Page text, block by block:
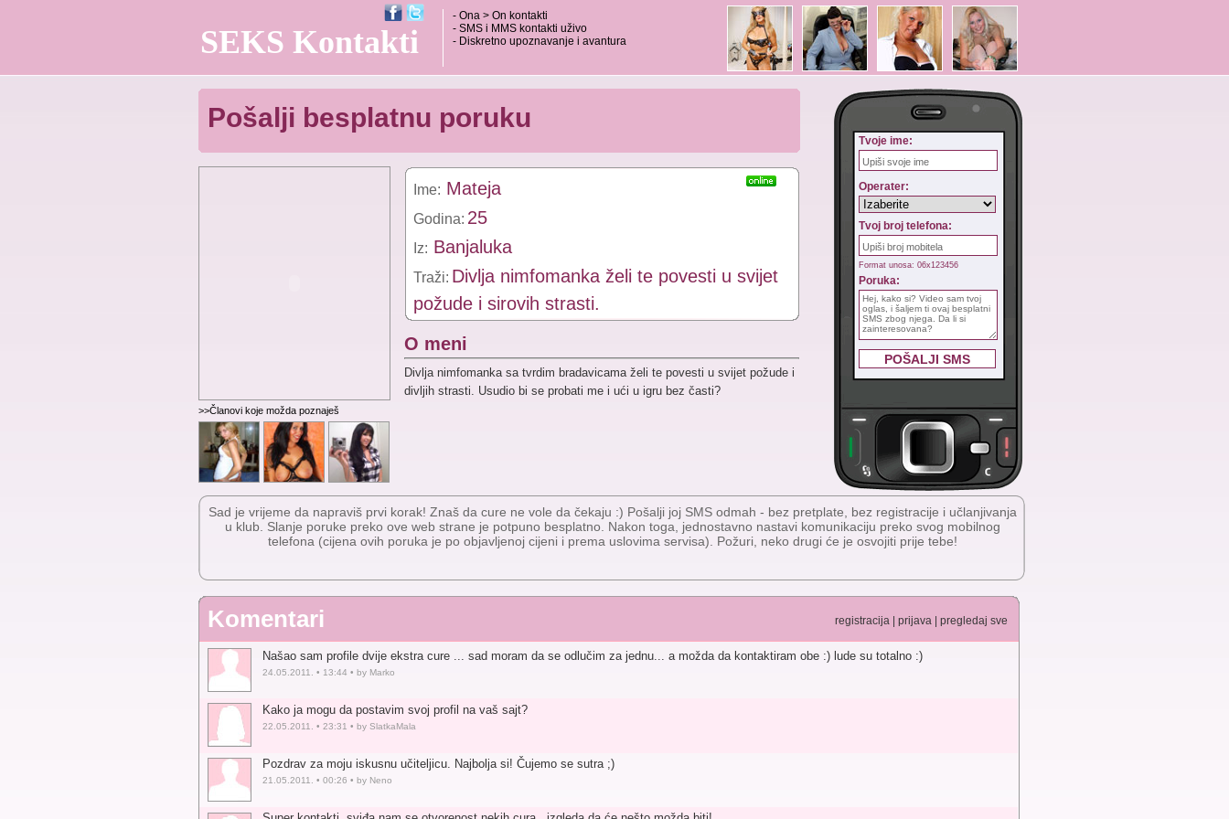
SEKS Kontakti
- Ona > On kontakti
- SMS i MMS kontakti uživo
- Diskretno upoznavanje i avantura
Pošalji besplatnu poruku
Ime: Mateja
Godina: 25
Iz: Banjaluka
Traži: Divlja nimfomanka želi te povesti u svijet
požude i sirovih strasti.
O meni
Divlja nimfomanka sa tvrdim bradavicama želi te povesti u svijet požude i
divljih strasti. Usudio bi se probati me i ući u igru bez časti?
>>Članovi koje možda poznaješ
Tvoje ime:
Operater:
Tvoj broj telefona:
Format unosa: 06x123456
Poruka:
Sad je vrijeme da napraviš prvi korak! Znaš da cure ne vole da čekaju :) Pošalji joj SMS odmah - bez pretplate, bez registracije i učlanjivanja
u klub. Slanje poruke preko ove web strane je potpuno besplatno. Nakon toga, jednostavno nastavi komunikaciju preko svog mobilnog
telefona (cijena ovih poruka je po objavljenoj cijeni i prema uslovima servisa). Požuri, neko drugi će je osvojiti prije tebe!
Komentari registracija prijava pregledaj sve
Našao sam profile dvije ekstra cure ... sad moram da se odlučim za jednu... a možda da kontaktiram obe :) lude su totalno :)
24.05.2011. • 13:44 • by Marko
Kako ja mogu da postavim svoj profil na vaš sajt?
22.05.2011. • 23:31 • by SlatkaMala
Pozdrav za moju iskusnu učiteljicu. Najbolja si! Čujemo se sutra ;)
21.05.2011. • 00:26 • by Neno